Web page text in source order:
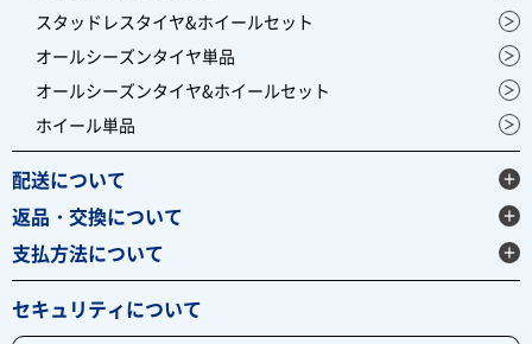
スタッドレスタイヤ&ホイールセット
オールシーズンタイヤ単品
オールシーズンタイヤ&ホイールセット
ホイール単品
配送について
返品・交換について
支払方法について
セキュリティについて